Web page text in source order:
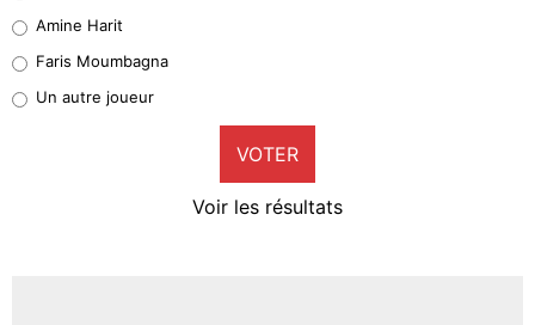
1%
9%
Amine Harit
Faris Moumbagna
Un autre joueur
VOTER
Voir les résultats